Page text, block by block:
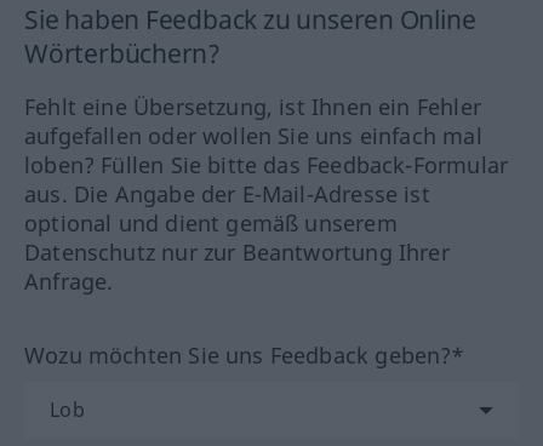
Sie haben Feedback zu unseren Online
Wörterbüchern?
Fehlt eine Übersetzung, ist Ihnen ein Fehler
aufgefallen oder wollen Sie uns einfach mal
loben? Füllen Sie bitte das Feedback-Formular
aus. Die Angabe der E-Mail-Adresse ist
optional und dient gemäß unserem
Datenschutz nur zur Beantwortung Ihrer
Anfrage.
Wozu möchten Sie uns Feedback geben?*